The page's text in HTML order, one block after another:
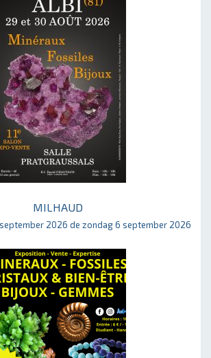
MILHAUD
2026 de zondag 6 september 2026